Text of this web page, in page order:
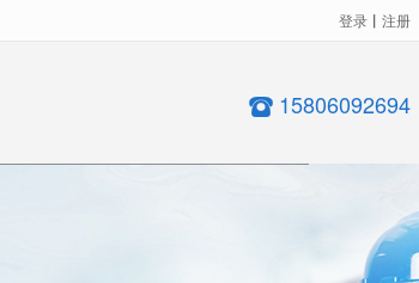
登录 丨 注册
15806092694